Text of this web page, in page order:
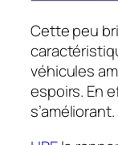
Cette peu
véhicules
espoirs. En
s’améliorant.